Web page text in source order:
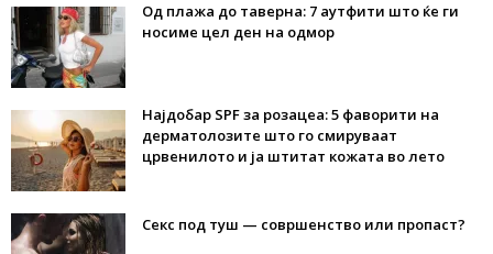
Од плажа до таверна: 7 аутфити што ќе ги
носиме цел ден на одмор
Најдобар SPF за розацеа: 5 фаворити на
дерматолозите што го смируваат
црвенилото и ја штитат кожата во лето
Секс под туш — совршенство или пропаст?